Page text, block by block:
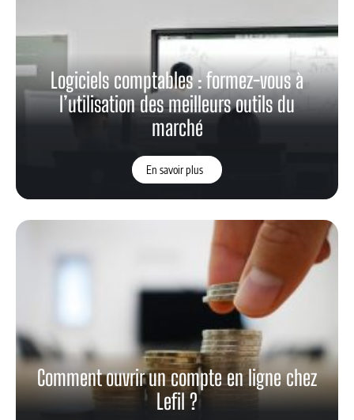
Logiciels comptables : formez-vous à
l’utilisation des meilleurs outils du
marché
En savoir plus
Comment ouvrir un compte en ligne chez
Lefil ?